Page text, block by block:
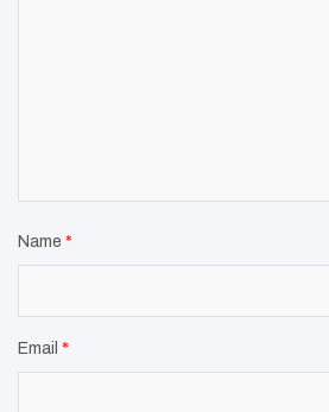
Name *
Email *